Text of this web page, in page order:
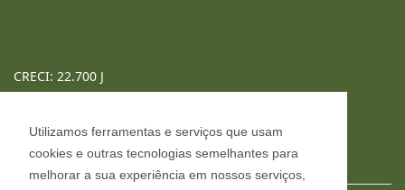
Utilizamos ferramentas e serviços que usam
cookies e outras tecnologias semelhantes para
melhorar a sua experiência em nossos serviços,
CRECI: 22.700 J